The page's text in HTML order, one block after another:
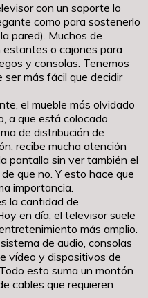
con un soporte lo
como para sostenerlo
pared). Muchos de
o cajones para
y consolas. Tenemos
ser más fácil que decidir
el mueble más olvidado
a que está colocado
de distribución de
recibe mucha atención
pantalla sin ver también el
que no. Y esto hace que
importancia.
la cantidad de
en día, el televisor suele
más amplio.
de audio, consolas
vídeo y dispositivos de
esto suma un montón
cables que requieren